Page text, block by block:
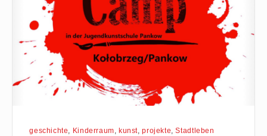
geschichte, Kinderraum, kunst,projekte,Stadtleben